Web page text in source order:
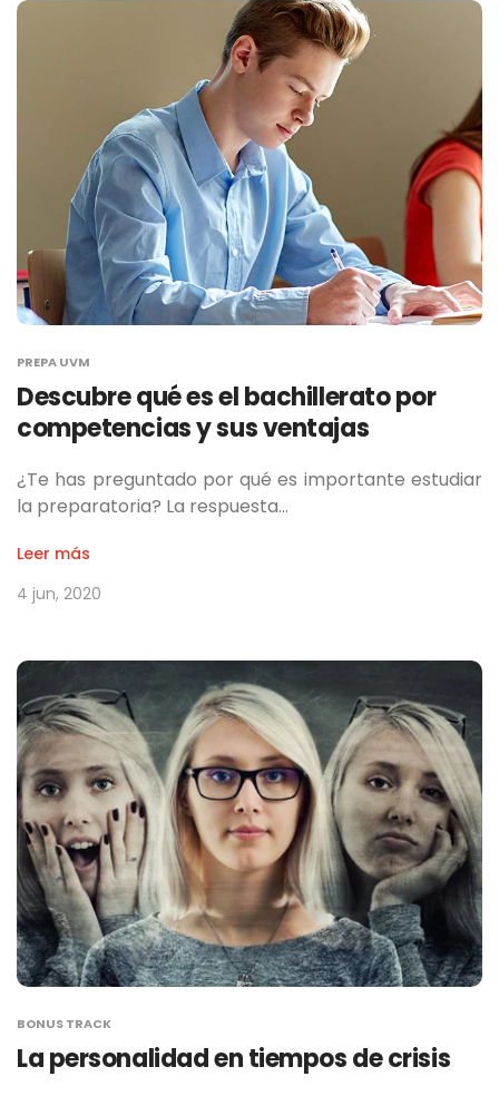
PREPA UVM
Descubre qué es el bachillerato por
competencias y sus ventajas
¿Te has preguntado por qué es importante estudiar
la preparatoria? La respuesta…
Leer más
4 jun, 2020
BONUS TRACK
La personalidad en tiempos de crisis